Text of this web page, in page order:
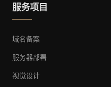
服务项目
域名备案
服务器部署
视觉设计